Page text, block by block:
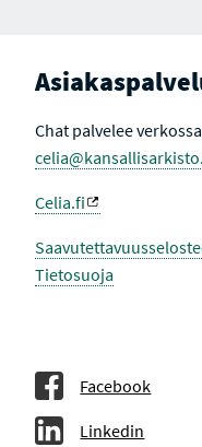
Chat palvelee
Celia.fi
Tietosuoja
Facebook
Linkedin